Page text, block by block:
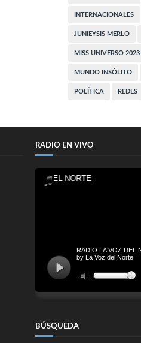
INTERNACIONALES
JUNIEYSIS MERLO
MISS UNIVERSO 2023
MUNDO INSÓLITO
POLÍTICA REDES
RADIO EN VIVO
BÚSQUEDA